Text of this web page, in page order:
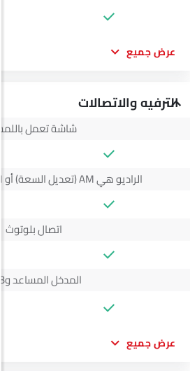
عرض جميع
الترفيه والاتصالات
شاشة تعمل باللمس
الراديو هي AM (تعديل السعة) أو FM (تضمين التردد)،
اتصال بلوتوث
المدخل المساعد وUSB
عرض جميع